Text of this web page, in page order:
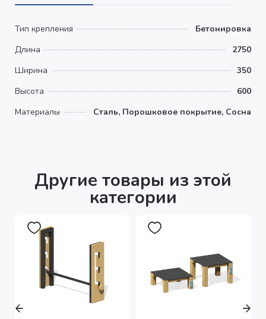
Тип крепления
Бетонировка
Длина
2750
Ширина
350
Высота
600
Материалы
Сталь, Порошковое покрытие, Сосна
Другие товары из этой
категории